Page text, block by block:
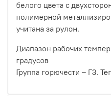
белого цвета с
полимерной
учитана за рулон.
Диапазон рабочих
градусов
Группа горючести – Г3.